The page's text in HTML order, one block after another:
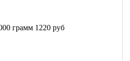
грамм 1220 руб